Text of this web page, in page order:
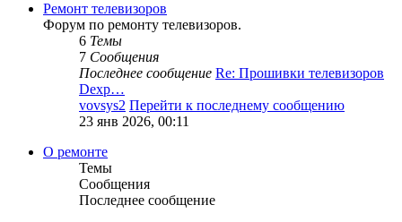
Ремонт телевизоров
Форум по ремонту телевизоров.
6 Темы
7 Сообщения
Последнее сообщение Re: Прошивки телевизоров
Dexp…
vovsys2 Перейти к последнему сообщению
23 янв 2026, 00:11
О ремонте
Темы
Сообщения
Последнее сообщение